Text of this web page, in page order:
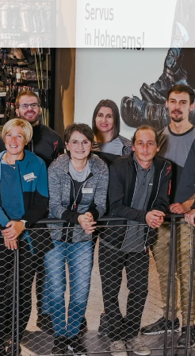
Hohenems
Fitness
GANZJÄHRIG
Vereine/Firmen
Imbox